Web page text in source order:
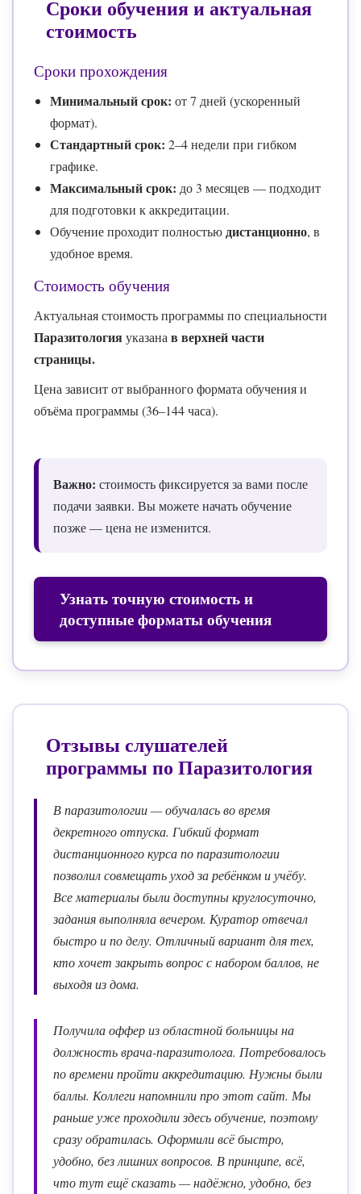
Сроки обучения и актуальная
стоимость
Сроки прохождения
Минимальный срок: от 7 дней (ускоренный
формат).
Стандартный срок: 2–4 недели при гибком
графике.
Максимальный срок: до 3 месяцев — подходит
для подготовки к аккредитации.
Обучение проходит полностьюдистанционно, в
удобное время.
Стоимость обучения
Актуальная стоимость программы по специальности
Паразитологияуказана в верхней части
страницы.
Цена зависит от выбранного формата обучения и
объёма программы (36–144 часа).
Важно: стоимость фиксируется за вами после
подачи заявки. Вы можете начать обучение
позже — цена не изменится.
Узнать точную стоимость и
доступные форматы обучения
Отзывы слушателей
программы по Паразитология
В паразитологии — обучалась во время
декретного отпуска. Гибкий формат
дистанционного курса по паразитологии
позволил совмещать уход за ребёнком и учёбу.
Все материалы были доступны круглосуточно,
задания выполняла вечером. Куратор отвечал
быстро и по делу. Отличный вариант для тех,
кто хочет закрыть вопрос с набором баллов, не
выходя из дома.
Получила оффер из областной больницы на
должность врача-паразитолога. Потребовалось
по времени пройти аккредитацию. Нужны были
баллы. Коллеги напомнили про этот сайт. Мы
раньше уже проходили здесь обучение, поэтому
сразу обратилась. Оформили всё быстро,
удобно, без лишних вопросов. В принципе, всё,
что тут ещё сказать — надёжно, удобно, без